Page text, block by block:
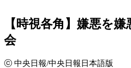
【時視各角】嫌悪を
会
ⓒ 中央日報/中央日報日本語版